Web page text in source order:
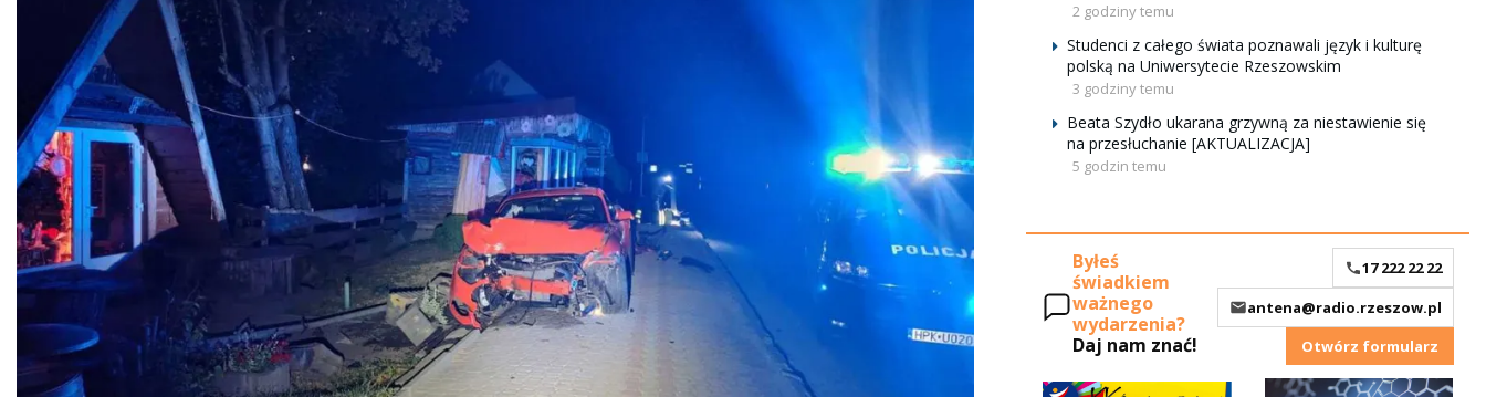
2 godziny temu
Studenci z całego świata poznawali język i kulturę
polską na Uniwersytecie Rzeszowskim
3 godziny temu
Beata Szydło ukarana grzywną za niestawienie się
na przesłuchanie [AKTUALIZACJA]
5 godzin temu
Byłeś
świadkiem
ważnego
wydarzenia?
Daj nam znać!
17 222 22 22
antena@radio.rzeszow.pl
Otwórz formularz